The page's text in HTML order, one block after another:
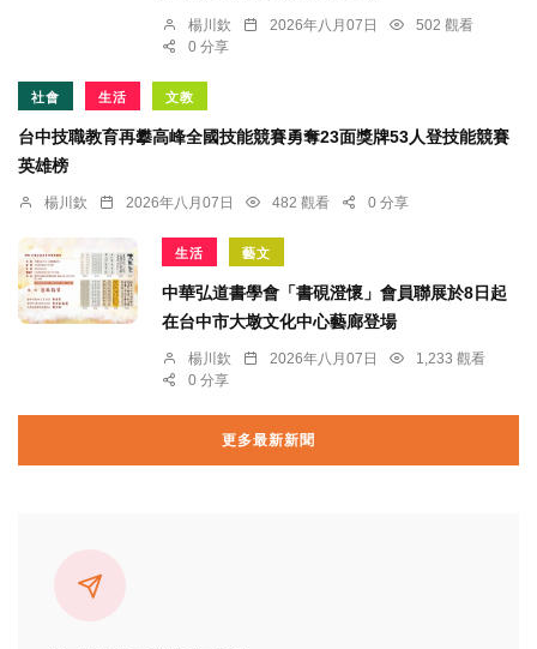
楊川欽 2026年八月07日
502 觀看
0 分享
社會 生活 文教
台中技職教育再攀高峰全國技能競賽勇奪23面獎牌53人登技能競賽
英雄榜
楊川欽 2026年八月07日 482 觀看 0 分享
生活 藝文
中華弘道書學會「書硯澄懷」會員聯展於8日起
在台中市大墩文化中心藝廊登場
楊川欽 2026年八月07日
1,233 觀看
0 分享
更多最新新聞